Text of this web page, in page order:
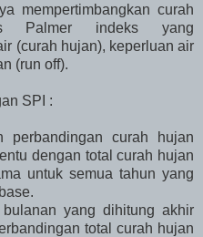
mempertimbangkan curah
Palmer indeks yang
(curah hujan), keperluan air
(run off).
SPI :
perbandingan curah hujan
dengan total curah hujan
untuk semua tahun yang
yang dihitung akhir
total curah hujan